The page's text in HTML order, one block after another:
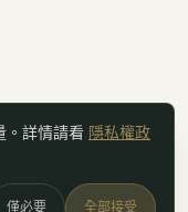
。詳情請看 隱私權政
僅必要 全部接受